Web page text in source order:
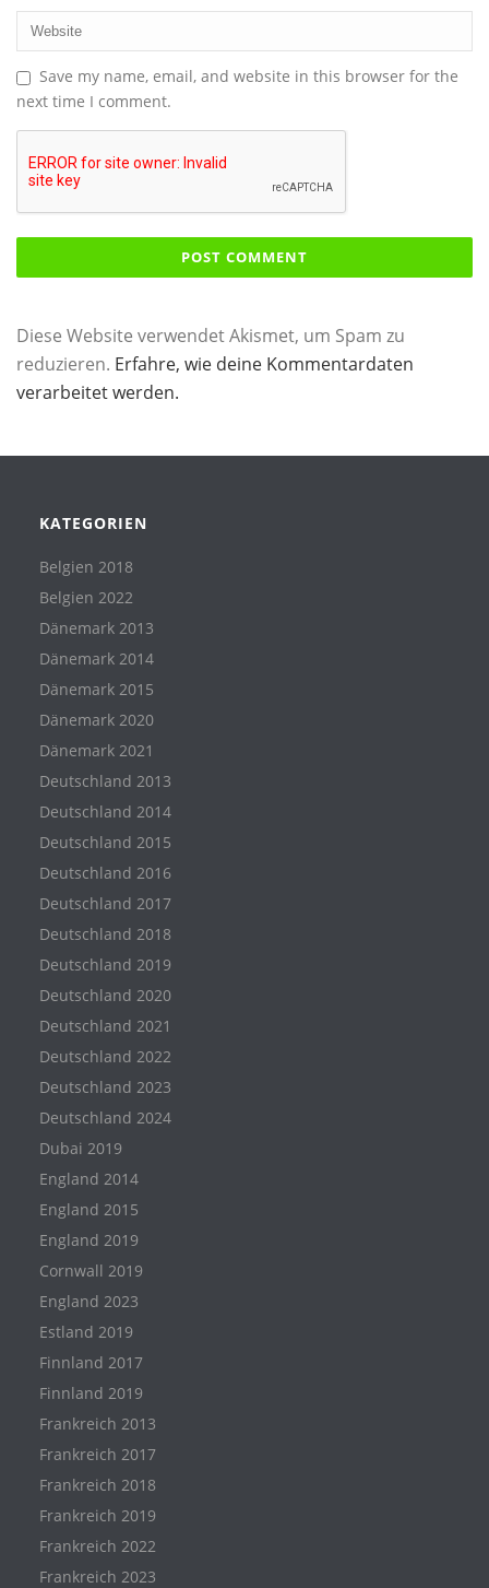
Save my name, email, and website in this browser for the
next time I comment.
Diese Website verwendet Akismet, um Spam zu
reduzieren. Erfahre, wie deine Kommentardaten
verarbeitet werden.
KATEGORIEN
Belgien 2018
Belgien 2022
Dänemark 2013
Dänemark 2014
Dänemark 2015
Dänemark 2020
Dänemark 2021
Deutschland 2013
Deutschland 2014
Deutschland 2015
Deutschland 2016
Deutschland 2017
Deutschland 2018
Deutschland 2019
Deutschland 2020
Deutschland 2021
Deutschland 2022
Deutschland 2023
Deutschland 2024
Dubai 2019
England 2014
England 2015
England 2019
Cornwall 2019
England 2023
Estland 2019
Finnland 2017
Finnland 2019
Frankreich 2013
Frankreich 2017
Frankreich 2018
Frankreich 2019
Frankreich 2022
Frankreich 2023